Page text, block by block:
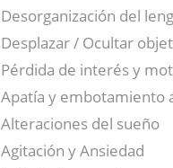
Desorganización del
Desplazar / Ocultar
Pérdida de interés y
Apatía y embotamiento
Alteraciones del sueño
Agitación y Ansiedad